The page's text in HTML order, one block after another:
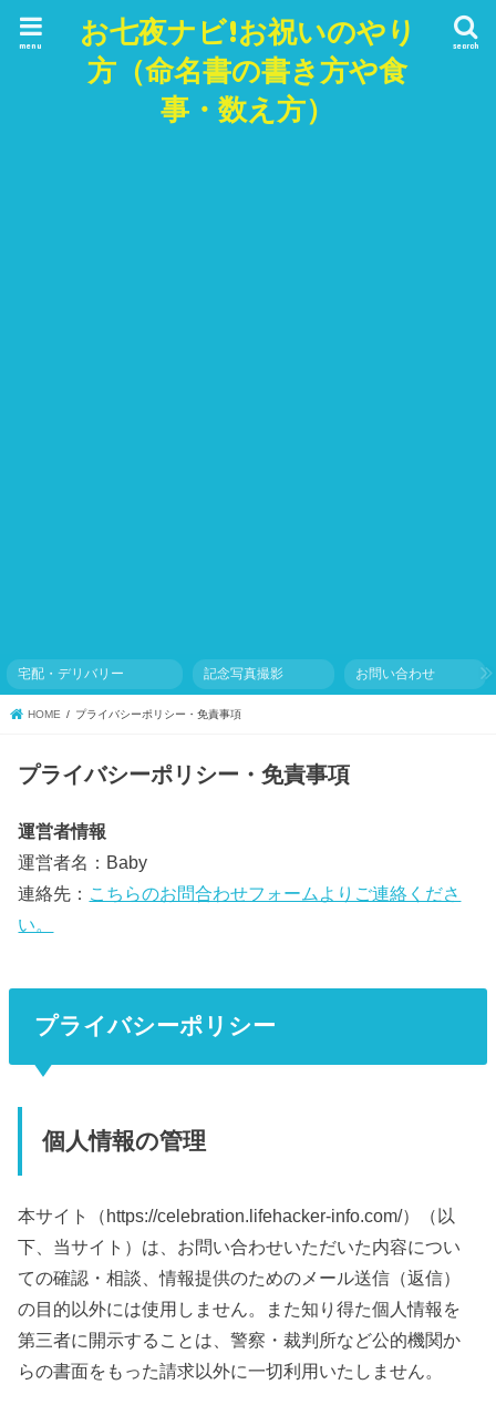
お七夜ナビ!お祝いのやり
方（命名書の書き方や食
事・数え方）
search
menu
宅配・デリバリー 記念写真撮影 お問い合わせ
HOME プライバシーポリシー・免責事項
プライバシーポリシー・免責事項
運営者情報
運営者名：Baby
連絡先： こちらのお問合わせフォームよりご連絡くださ
い。
プライバシーポリシー
個人情報の管理
本サイト（https://celebration.lifehacker-info.com/）（以
下、当サイト）は、お問い合わせいただいた内容につい
ての確認・相談、情報提供のためのメール送信（返信）
の目的以外には使用しません。また知り得た個人情報を
第三者に開示することは、警察・裁判所など公的機関か
らの書面をもった請求以外に一切利用いたしません。